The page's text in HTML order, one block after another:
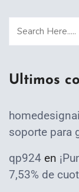
Ultimos
homedesignai
soporte para
qp924 en
7,53% de